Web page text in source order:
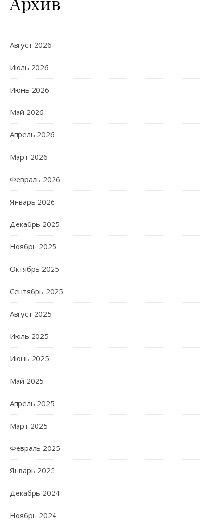
Август 2026
Июль 2026
Июнь 2026
Май 2026
Апрель 2026
Март 2026
Февраль 2026
Январь 2026
Декабрь 2025
Ноябрь 2025
Октябрь 2025
Сентябрь 2025
Август 2025
Июль 2025
Июнь 2025
Май 2025
Апрель 2025
Март 2025
Февраль 2025
Январь 2025
Декабрь 2024
Ноябрь 2024